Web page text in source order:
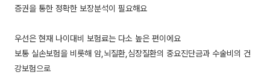
증권을 통한 정확한 보장분석이 필요해요
우선은 현재 나이대비 보험료는 다소 높은 편이에요
보통 실손보험을 비롯해 암,뇌질환,심장질환의 중요진단금과 수술비의 건
강보험으로